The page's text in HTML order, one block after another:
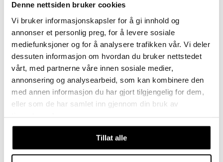
Denne nettsiden bruker cookies
Vi bruker informasjonskapsler for å gi innhold og
annonser et personlig preg, for å levere sosiale
mediefunksjoner og for å analysere trafikken vår. Vi deler
dessuten informasjon om hvordan du bruker nettstedet
vårt, med partnerne våre innen sosiale medier,
annonsering og analysearbeid, som kan kombinere den
med annen informasjon du har gjort tilgjengelig for dem,
eller som de har samlet inn gjennom din bruk av
Tillat alle
Reservdelar
Se allt inom Reservdelar
Till elcykel
Momas
REA
Cykelservice
Kundservice
Se allt inom Kundservice
Teknisk hjälp för elcyklar
MOMAS JASON+
Momas Balance